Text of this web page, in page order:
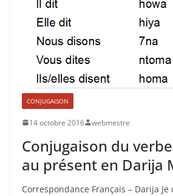
CONJUGAISON
14 octobre 2016 webmestre
Conjugaison du
au présent en Darija
Correspondance Français – Darija